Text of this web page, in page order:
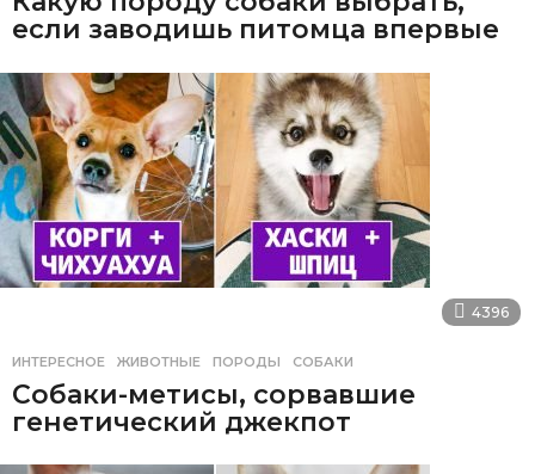
если заводишь питомца впервые
4396
ИНТЕРЕСНОЕ ЖИВОТНЫЕ ,ПОРОДЫ ,СОБАКИ
Собаки-метисы, сорвавшие
генетический джекпот